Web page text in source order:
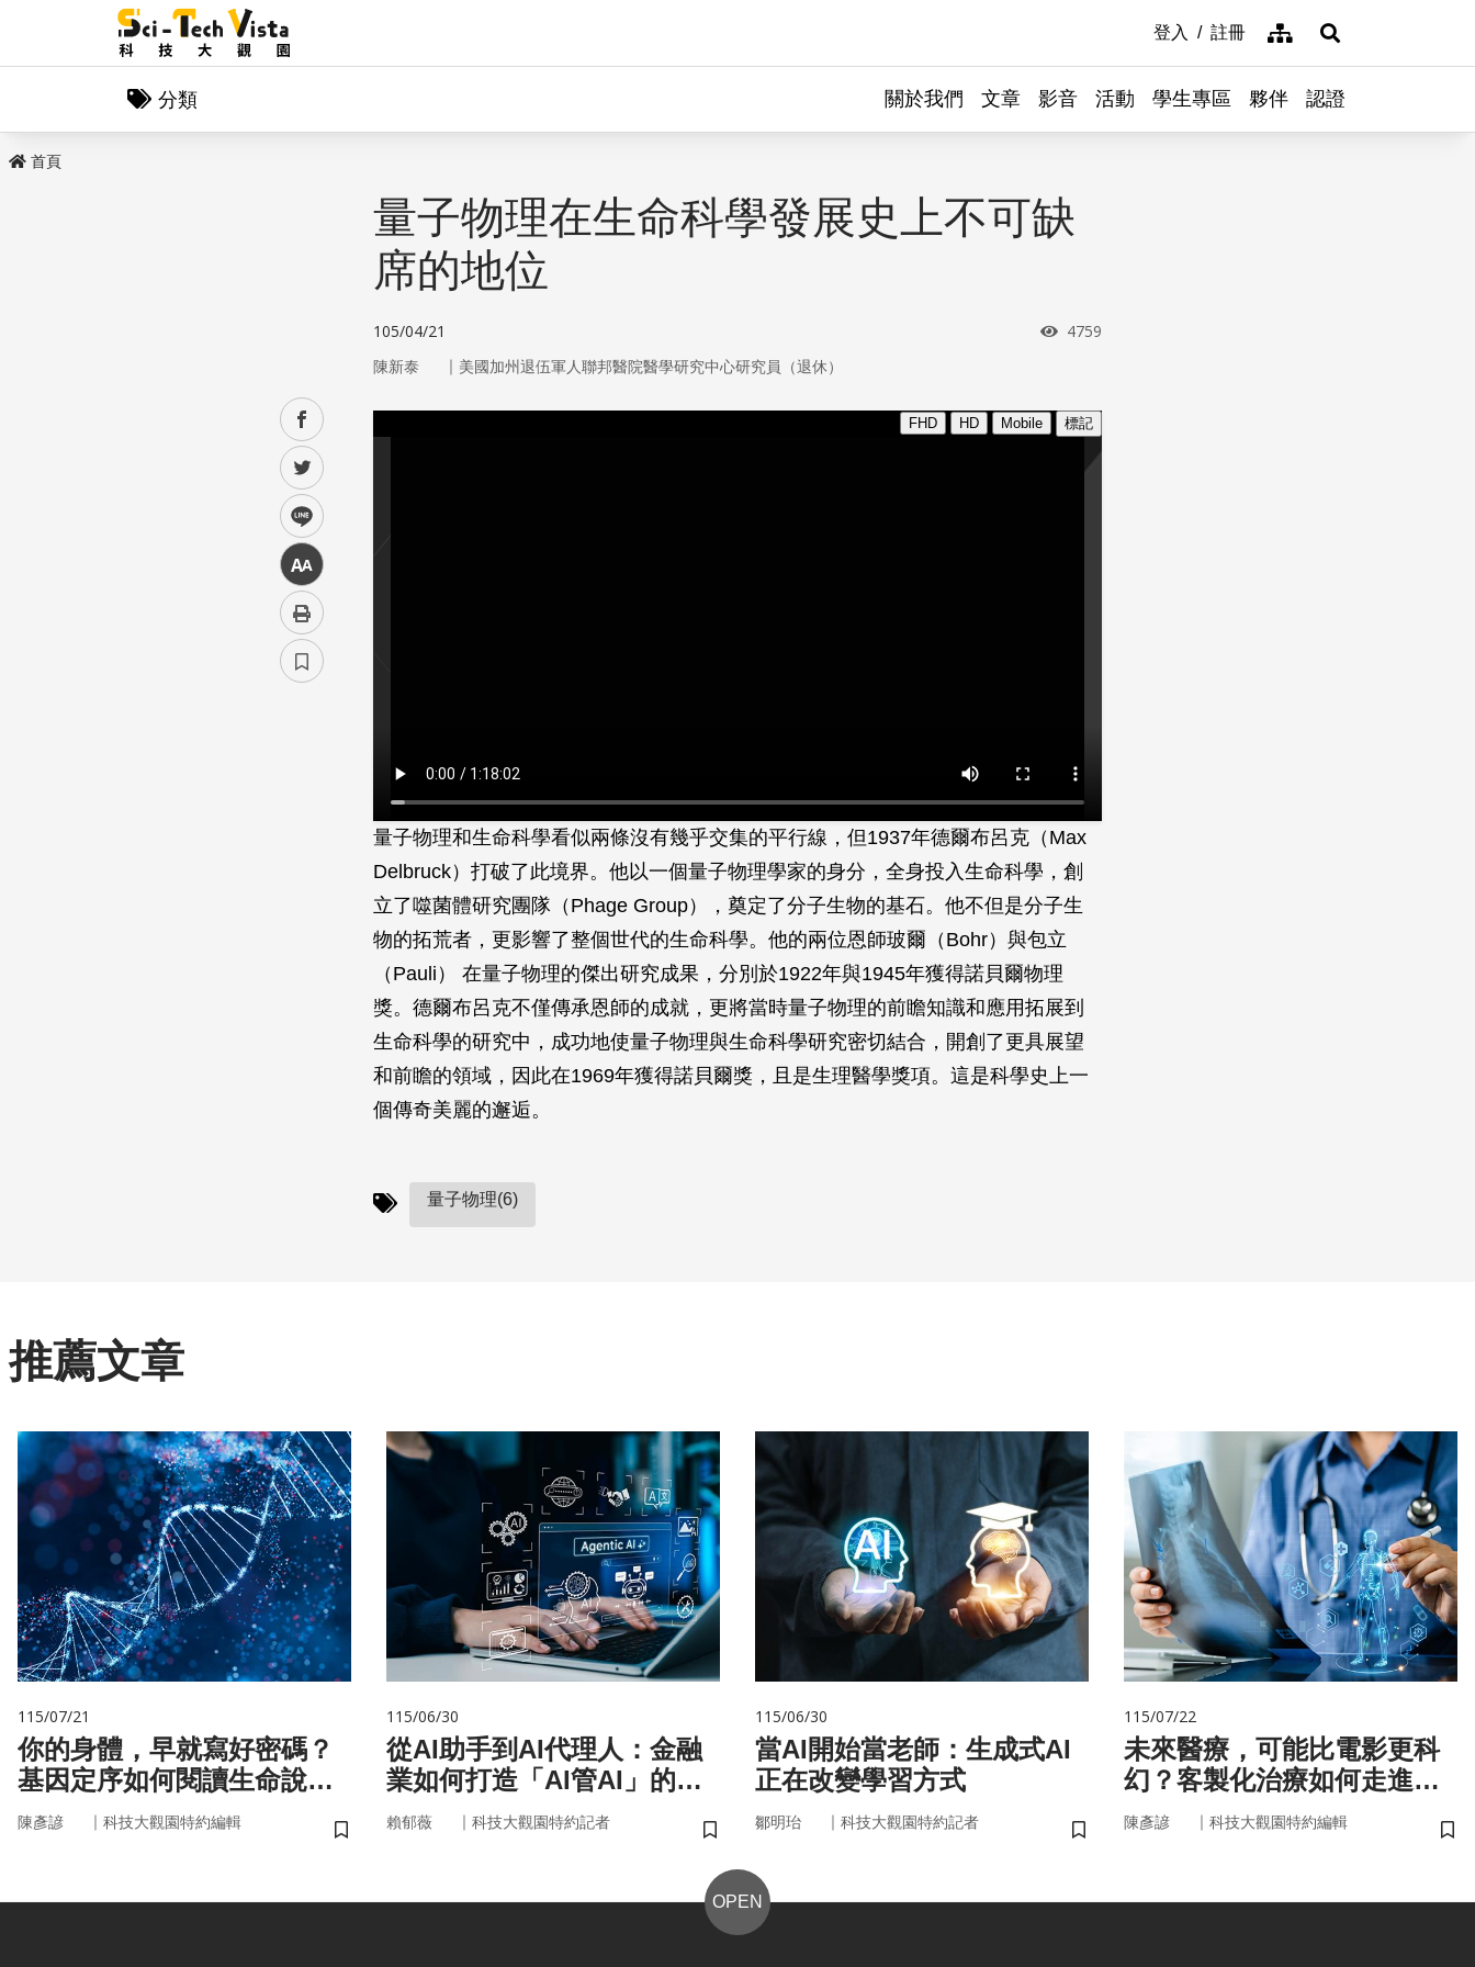
登入 註冊 網站導覽展開搜尋
分類 關於我們 文章 影音 活動 學生專區 夥伴 認證
首頁
facebook
twitter
line
中
量子物理在生命科學發展史上不可缺
席的地位
105/04/21 瀏覽次數
4759
陳新泰 ｜ 美國加州退伍軍人聯邦醫院醫學研究中心研究員（退休）
量子物理和生命科學看似兩條沒有幾乎交集的平行線，但1937年德爾布呂克（Max
Delbruck）打破了此境界。他以一個量子物理學家的身分，全身投入生命科學，創
立了噬菌體研究團隊（Phage Group），奠定了分子生物的基石。他不但是分子生
物的拓荒者，更影響了整個世代的生命科學。他的兩位恩師玻爾（Bohr）與包立
（Pauli） 在量子物理的傑出研究成果，分別於1922年與1945年獲得諾貝爾物理
獎。德爾布呂克不僅傳承恩師的成就，更將當時量子物理的前瞻知識和應用拓展到
生命科學的研究中，成功地使量子物理與生命科學研究密切結合，開創了更具展望
和前瞻的領域，因此在1969年獲得諾貝爾獎，且是生理醫學獎項。這是科學史上一
個傳奇美麗的邂逅。
量子物理(6)
推薦文章
115/07/21
你的身體，早就寫好密碼？
基因定序如何閱讀生命說明
書
陳彥諺 ｜ 科技大觀園特約編輯
儲存書籤
115/06/30
從AI助手到AI代理人：金融
業如何打造「AI管AI」的新
治理模式？
賴郁薇 ｜ 科技大觀園特約記者
儲存書籤
115/06/30
當AI開始當老師：生成式AI
正在改變學習方式
鄒明珆 ｜ 科技大觀園特約記者
儲存書籤
115/07/22
未來醫療，可能比電影更科
幻？客製化治療如何走進真
實世界
陳彥諺 ｜ 科技大觀園特約編輯
儲
OPEN